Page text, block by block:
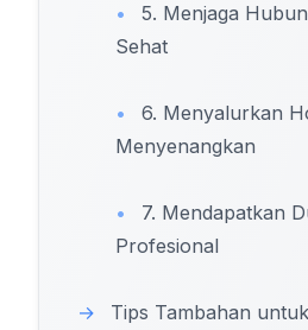
•
5. Menjaga
Sehat
•
6. Menyalurkan
Menyenangkan
•
7. Mendapatkan
Profesional
→
Tips Tambahan